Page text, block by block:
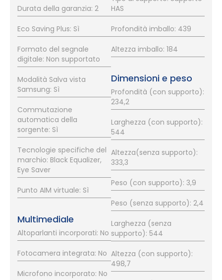
Durata della garanzia: 2
Eco Saving Plus: Sì
Formato del segnale
digitale: Non supportato
Modalità Salva vista
Samsung: Sì
Commutazione
automatica della
sorgente: Sì
Tecnologie specifiche del
marchio: Black Equalizer,
Eye Saver
Punto AIM virtuale: Sì
Multimediale
Altoparlanti incorporati: No
Fotocamera integrata: No
Microfono incorporato: No
HAS
Profondità imballo: 439
Altezza imballo: 184
Dimensioni e peso
Profondità (con supporto):
234,2
Larghezza (con supporto):
544
Altezza(senza supporto):
333,3
Peso (con supporto): 3,9
Peso (senza supporto): 2,4
Larghezza (senza
supporto): 544
Altezza (con supporto):
498,7